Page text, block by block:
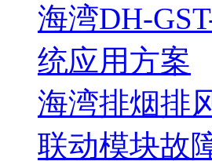
海湾DH-
统应用方案
海湾排烟排
联动模块故